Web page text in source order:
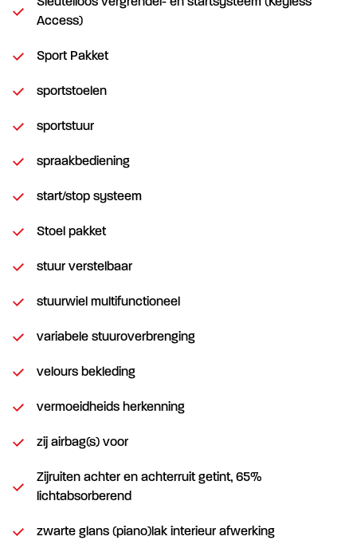
Access)
Sport Pakket
sportstoelen
sportstuur
spraakbediening
start/stop systeem
Stoel pakket
stuur verstelbaar
stuurwiel multifunctioneel
variabele stuuroverbrenging
velours bekleding
vermoeidheids herkenning
zij airbag(s) voor
Zijruiten achter en achterruit getint, 65%
lichtabsorberend
zwarte glans (piano)lak interieur afwerking